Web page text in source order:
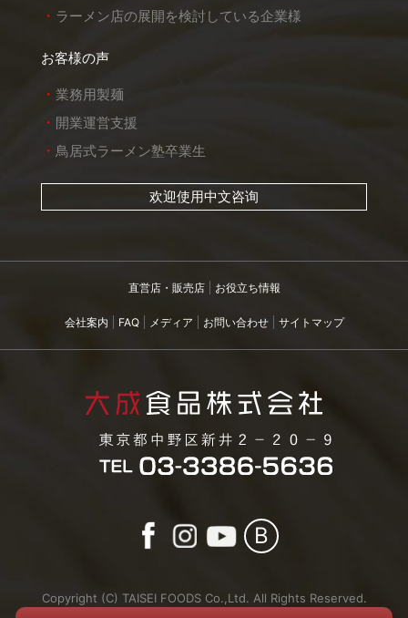
ラーメン店の展開を検討している企業様
お客様の声
業務用製麺
開業運営支援
鳥居式ラーメン塾卒業生
欢迎使用中文咨询
直営店・販売店 お役立ち情報
会社案内 FAQ メディア お問い合わせ サイトマップ
B
Copyright (C) TAISEI FOODS Co.,Ltd. All Rights Reserved.